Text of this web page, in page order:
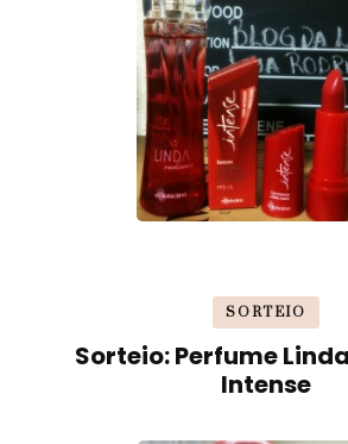
SORTEIO
Sorteio: Perfume
Intense